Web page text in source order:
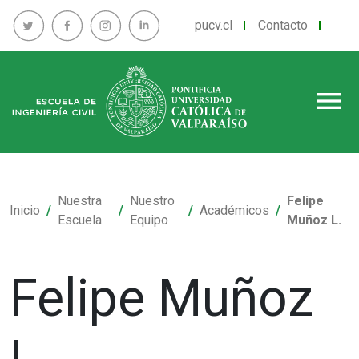
pucv.cl Contacto
menu
Inicio
Nuestra
Escuela
Nuestro
Equipo
Académicos
Felipe
Muñoz L.
Felipe Muñoz